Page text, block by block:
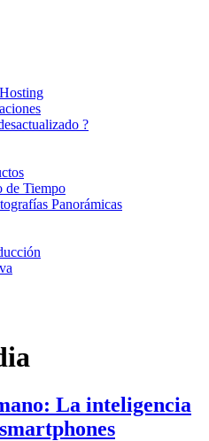
?
de Tiempo
Panorámicas
La inteligencia